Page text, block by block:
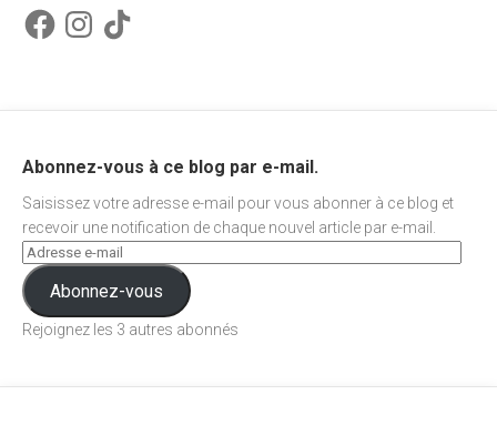
FacebookInstagram
TikTok
Abonnez-vous à ce blog par e-mail.
Saisissez votre adresse e-mail pour vous abonner à ce blog et
recevoir une notification de chaque nouvel article par e-mail.
Abonnez-vous
Rejoignez les 3 autres abonnés